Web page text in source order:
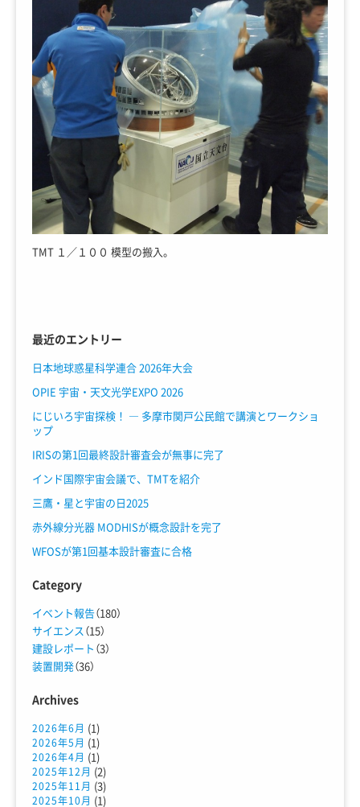
TMT １／１００ 模型の搬入。
最近のエントリー
日本地球惑星科学連合 2026年大会
OPIE 宇宙・天文光学EXPO 2026
にじいろ宇宙探検！ ― 多摩市関戸公民館で講演とワークショ
ップ
IRISの第1回最終設計審査会が無事に完了
インド国際宇宙会議で、TMTを紹介
三鷹・星と宇宙の日2025
赤外線分光器 MODHISが概念設計を完了
WFOSが第1回基本設計審査に合格
Category
イベント報告（180）
サイエンス （15）
建設レポート （3）
装置開発（36）
Archives
2026年6月 (1)
2026年5月 (1)
2026年4月 (1)
2025年12月 (2)
2025年11月 (3)
2025年10月 (1)